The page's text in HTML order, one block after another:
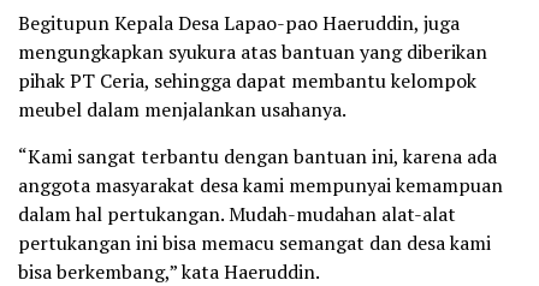
Begitupun Kepala Desa Lapao-pao Haeruddin, juga
mengungkapkan syukura atas bantuan yang diberikan
pihak PT Ceria, sehingga dapat membantu kelompok
meubel dalam menjalankan usahanya.
“Kami sangat terbantu dengan bantuan ini, karena ada
anggota masyarakat desa kami mempunyai kemampuan
dalam hal pertukangan. Mudah-mudahan alat-alat
pertukangan ini bisa memacu semangat dan desa kami
bisa berkembang,” kata Haeruddin.